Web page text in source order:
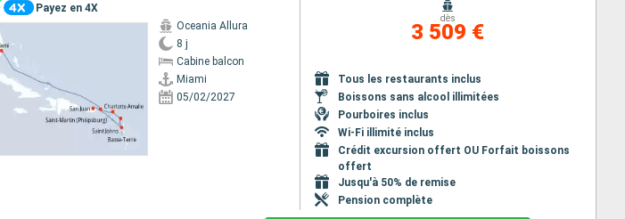
Payez en 4X
Oceania Allura
8 j
Cabine balcon
Miami
05/02/2027
dès
3 509 €
Tous les restaurants inclus
Boissons sans alcool illimitées
Pourboires inclus
Wi-Fi illimité inclus
Crédit excursion offert OU Forfait boissons
offert
Jusqu'à 50% de remise
Pension complète